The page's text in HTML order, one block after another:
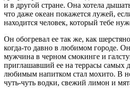
и в другой стране. Она хотела
что даже океан покажется лужей,
находится человек, который тебе
Он обогревал ее так же, как
когда-то давно в любимом городе.
мужчина в черном смокинге и
приглашавший ее на террасы самых
любимым напитком стал мохито. В
чуть-чуть водки, свежий лимон и